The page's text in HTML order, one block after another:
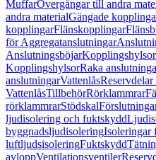
MuffarÖvergångar till andra
andra materialGängade
kopplingarFlänskopplingar
för Aggregatanslutningar
AnslutningsböjarKopplingshylsor
KopplingshylsorRaka
anslutningarVattenlås
VattenlåsTillbehörRörklammrar
rörklammrarStödskal
ljudisolering och fuktskydd
byggnadsljudisoleringIsoleringar
luftljudsisoleringFuktskydd
avloppVentilationsventiler